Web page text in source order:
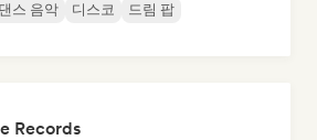
댄스 음악 디스코
드림 팝
Records